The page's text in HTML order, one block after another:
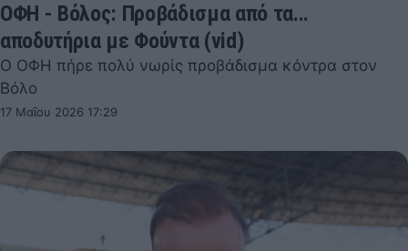
ΟΦΗ - Βόλος: Προβάδισμα από τα...
αποδυτήρια με Φούντα (vid)
Ο ΟΦΗ πήρε πολύ νωρίς προβάδισμα κόντρα στον
Βόλο
17 Μαΐου 2026 17:29